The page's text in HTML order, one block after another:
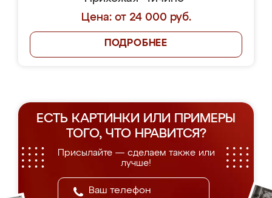
Цена: от 24 000 руб.
ПОДРОБНЕЕ
ЕСТЬ КАРТИНКИ ИЛИ ПРИМЕРЫ
ТОГО, ЧТО НРАВИТСЯ?
Присылайте — сделаем также или
лучше!